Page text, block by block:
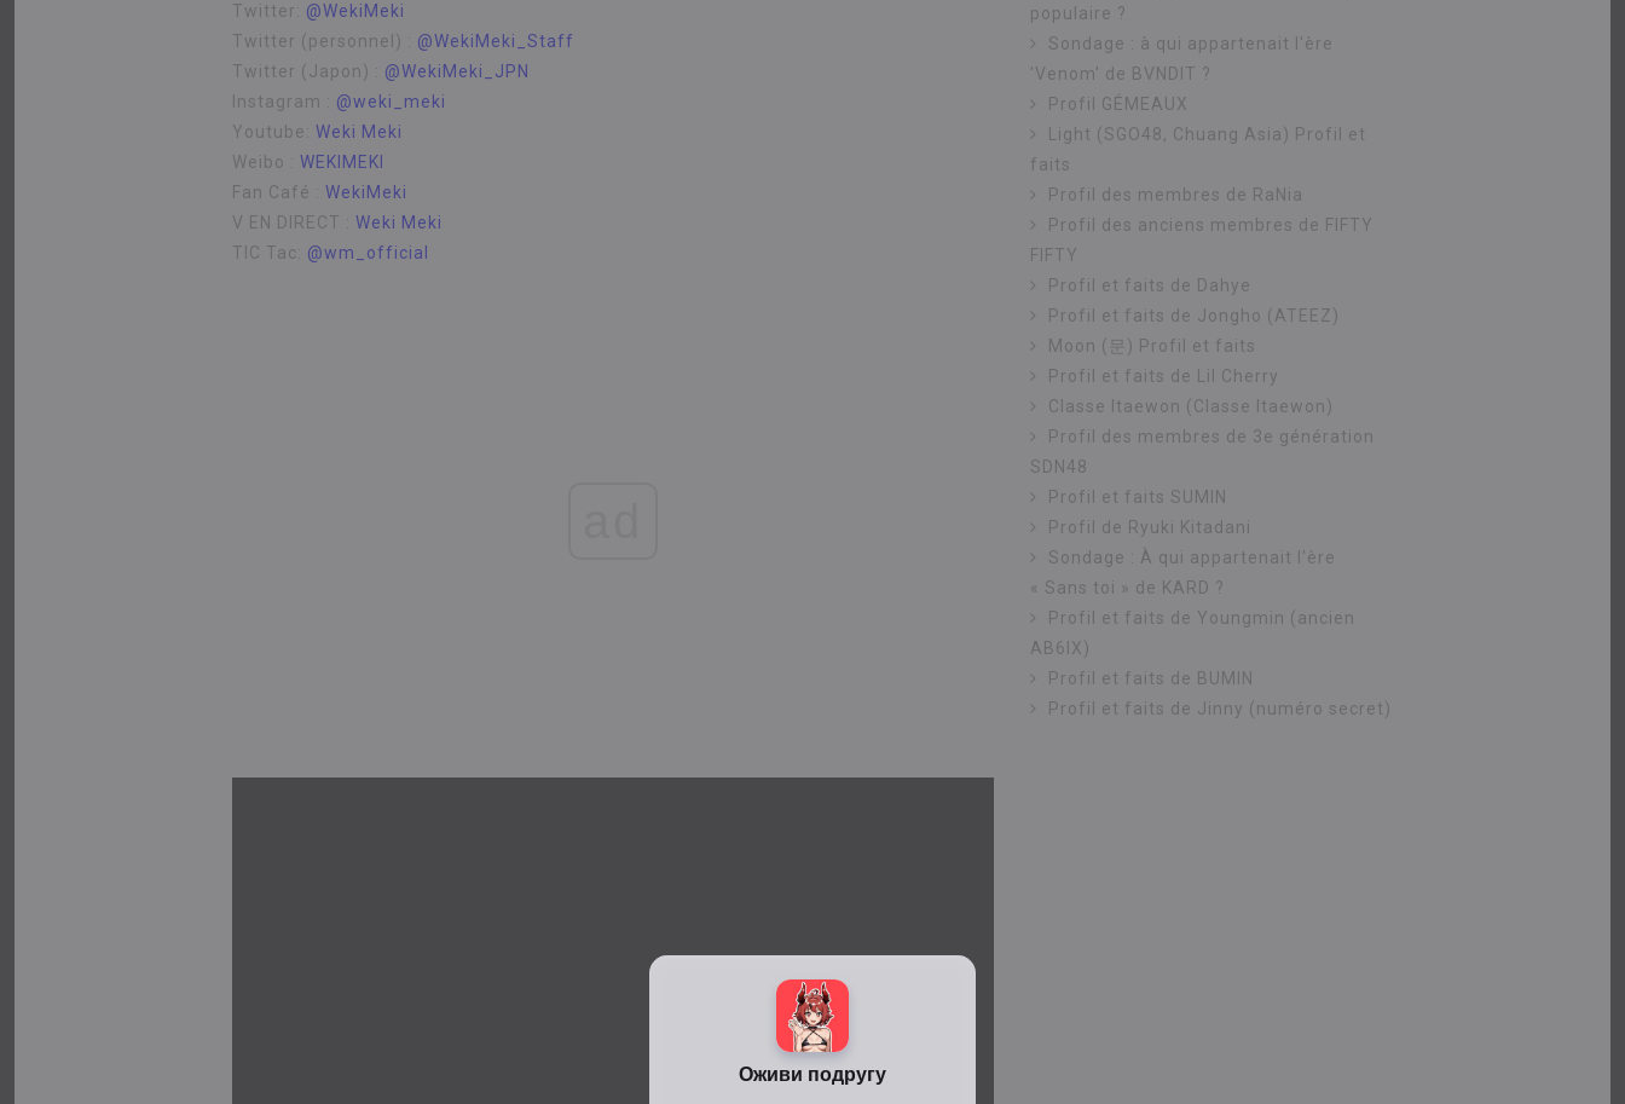
Twitter: @WekiMeki
Twitter (personnel) : @WekiMeki_Staff
Twitter (Japon) : @WekiMeki_JPN
Instagram : @weki_meki
Youtube: Weki Meki
Weibo : WEKIMEKI
Fan Café : WekiMeki
V EN DIRECT : Weki Meki
TIC Tac: @wm_official
populaire ?
Sondage : à qui appartenait l'ère
'Venom' de BVNDIT ?
Profil GÉMEAUX
Light (SGO48, Chuang Asia) Profil et
faits
Profil des membres de RaNia
Profil des anciens membres de FIFTY
FIFTY
Profil et faits de Dahye
Profil et faits de Jongho (ATEEZ)
Moon (문) Profil et faits
Profil et faits de Lil Cherry
Classe Itaewon (Classe Itaewon)
Profil des membres de 3e génération
SDN48
Profil et faits SUMIN
Profil de Ryuki Kitadani
Sondage : À qui appartenait l'ère
« Sans toi » de KARD ?
Profil et faits de Youngmin (ancien
AB6IX)
Profil et faits de BUMIN
Profil et faits de Jinny (numéro secret)